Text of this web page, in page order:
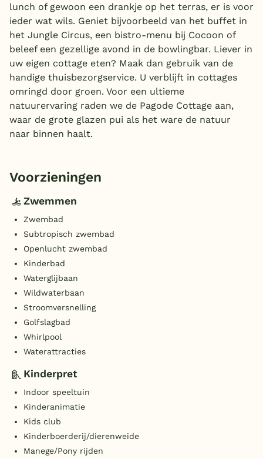
lunch of gewoon een drankje op het terras, er is voor
ieder wat wils. Geniet bijvoorbeeld van het buffet in
het Jungle Circus, een bistro-menu bij Cocoon of
beleef een gezellige avond in de bowlingbar. Liever in
uw eigen cottage eten? Maak dan gebruik van de
handige thuisbezorgservice. U verblijft in cottages
omringd door groen. Voor een ultieme
natuurervaring raden we de Pagode Cottage aan,
waar de grote glazen pui als het ware de natuur
naar binnen haalt.
Voorzieningen
Zwemmen
Zwembad
Subtropisch zwembad
Openlucht zwembad
Kinderbad
Waterglijbaan
Wildwaterbaan
Stroomversnelling
Golfslagbad
Whirlpool
Waterattracties
Kinderpret
Indoor speeltuin
Kinderanimatie
Kids club
Kinderboerderij/dierenweide
Manege/Pony rijden